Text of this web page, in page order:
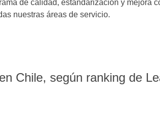
de calidad, estandarización y mejora
nuestras áreas de servicio.
Chile, según ranking de